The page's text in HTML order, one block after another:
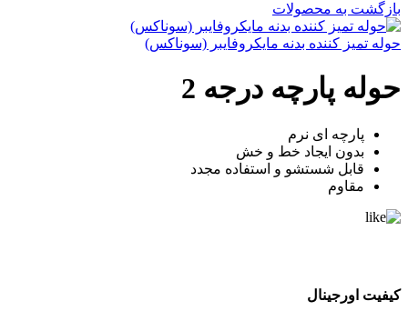
بازگشت به محصولات
حوله تمیز کننده بدنه مایکروفایبر (سوناکس)
حوله پارچه درجه 2
پارچه ای نرم
بدون ایجاد خط و خش
قابل شستشو و استفاده مجدد
مقاوم
کیفیت اورجینال